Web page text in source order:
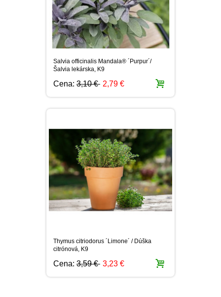
Salvia officinalis Mandala® ´Purpur´/
Šalvia lekárska, K9
Cena: 3,10 € 2,79 €
Thymus citriodorus ´Limone´ / Dúška
citrónová, K9
Cena: 3,59 € 3,23 €